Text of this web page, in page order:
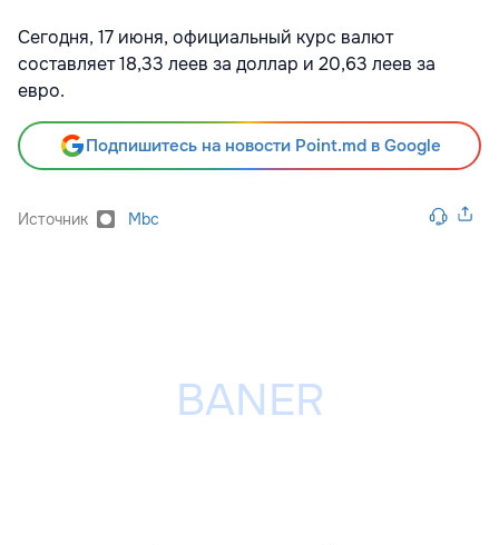
Сегодня, 17 июня, официальный курс валют
составляет 18,33 леев за доллар и 20,63 леев за
евро.
Подпишитесь на новости Point.md в Google
Источник Mbc